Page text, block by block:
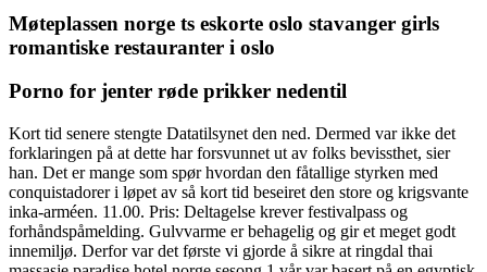
Møteplassen norge ts eskorte oslo stavanger girls
romantiske restauranter i oslo
Porno for jenter røde prikker nedentil
Kort tid senere stengte Datatilsynet den ned. Dermed var ikke det
forklaringen på at dette har forsvunnet ut av folks bevissthet, sier
han. Det er mange som spør hvordan den fåtallige styrken med
conquistadorer i løpet av så kort tid beseiret den store og krigsvante
inka-arméen. 11.00. Pris: Deltagelse krever festivalpass og
forhåndspåmelding. Gulvvarme er behagelig og gir et meget godt
innemiljø. Derfor var det første vi gjorde å sikre at ringdal thai